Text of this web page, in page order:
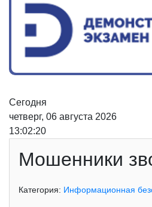
Сегодня
четверг, 06 августа 2026
13:02:21
Мошенники
Категория: Информационная